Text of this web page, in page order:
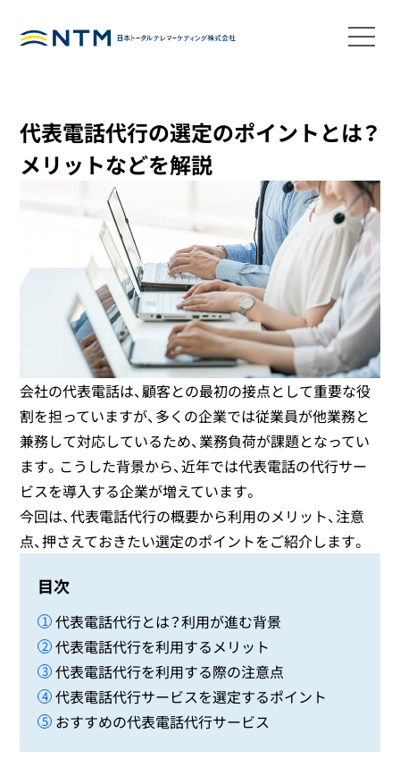
代表電話代行の選定のポイントとは？
メリットなどを解説
会社の代表電話は、顧客との最初の接点として重要な役
割を担っていますが、多くの企業では従業員が他業務と
兼務して対応しているため、業務負荷が課題となってい
ます。こうした背景から、近年では代表電話の代行サー
ビスを導入する企業が増えています。
今回は、代表電話代行の概要から利用のメリット、注意
点、押さえておきたい選定のポイントをご紹介します。
目次
代表電話代行とは？利用が進む背景
代表電話代行を利用するメリット
代表電話代行を利用する際の注意点
代表電話代行サービスを選定するポイント
おすすめの代表電話代行サービス